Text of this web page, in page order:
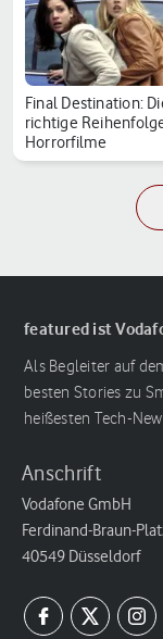
Final Destination:
richtige
Horrorfilme
featured ist
Als Begleiter auf
besten Stories zu
heißesten Tech-
Anschrift
Vodafone GmbH
Ferdinand-Braun-
40549 Düsseldorf